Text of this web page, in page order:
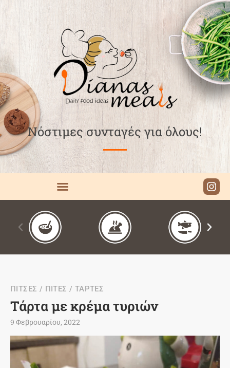
Νόστιμες συνταγές για όλους!
ΠΙΤΣΕΣ / ΠΙΤΕΣ / ΤΑΡΤΕΣ
Τάρτα με κρέμα τυριών
9 Φεβρουαρίου, 2022